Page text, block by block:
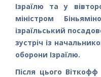
Ізраїлю та у
міністром
ізраїльський
зустріч із
оборони Ізраїлю.
Після цього